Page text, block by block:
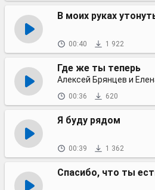
В моих руках
00:40 1 922
Где же ты теперь
Алексей Брянцев и
00:36 620
Я буду рядом
00:39 1 362
Спасибо, что ты